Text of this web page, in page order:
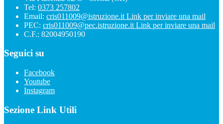
Tel: 0373 257802
Email: cris011009@istruzione.it Link per inviare una mail
PEC: cris011009@pec.istruzione.it Link per inviare una mail
C.F.: 82004950190
Seguici su
Facebook
Youtube
Instagram
Sezione Link Utili